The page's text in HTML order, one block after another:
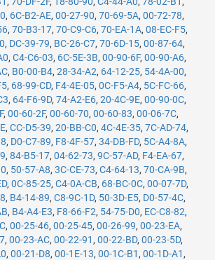
, 6C-B2-AE, 00-27-90, 70-69-5A, 00-72-78,
, 70-B3-17, 70-C9-C6, 70-EA-1A, 08-EC-F5,
, DC-39-79, BC-26-C7, 70-6D-15, 00-87-64,
, C4-C6-03, 6C-5E-3B, 00-90-6F, 00-90-A6,
, B0-00-B4, 28-34-A2, 64-12-25, 54-4A-00,
, 68-99-CD, F4-4E-05, 0C-F5-A4, 5C-FC-66,
, 64-F6-9D, 74-A2-E6, 20-4C-9E, 00-90-0C,
, 00-60-2F, 00-60-70, 00-60-83, 00-06-7C,
, CC-D5-39, 20-BB-C0, 4C-4E-35, 7C-AD-74,
, D0-C7-89, F8-4F-57, 34-DB-FD, 5C-A4-8A,
, 84-B5-17, 04-62-73, 9C-57-AD, F4-EA-67,
, 50-57-A8, 3C-CE-73, C4-64-13, 70-CA-9B,
, 0C-85-25, C4-0A-CB, 68-BC-0C, 00-07-7D,
, B4-14-89, C8-9C-1D, 50-3D-E5, D0-57-4C,
, B4-A4-E3, F8-66-F2, 54-75-D0, EC-C8-82,
, 00-25-46, 00-25-45, 00-26-99, 00-23-EA,
, 00-23-AC, 00-22-91 , 00-22-BD, 00-23-5D,
, 00-21-D8, 00-1E-13, 00-1C-B1 , 00-1D-A1 ,